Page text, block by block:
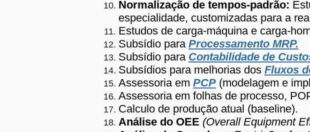
Normalização de tempos-padrão:
especialidade, customizadas para a
Estudos de carga-máquina e carga-
Subsídio para Processamento MRP.
Subsídio para Contabilidade de
Subsídios para melhorias dos Fluxos
Assessoria em PCP (modelagem e
Assessoria em folhas de processo,
Calculo de produção atual (baseline).
Análise do OEE (Overall Equipment